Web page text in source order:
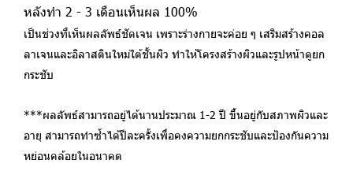
หลังทำ 2 - 3 เดือนเห็นผล 100%
เป็นช่วงที่เห็นผลลัพธ์ชัดเจน เพราะร่างกายจะค่อย ๆ เสริมสร้างคอล
ลาเจนและอิลาสตินใหม่ใต้ชั้นผิว ทำให้โครงสร้างผิวและรูปหน้าดูยก
กระชับ
***ผลลัพธ์สามารถอยู่ได้นานประมาณ 1-2 ปี ขึ้นอยู่กับสภาพผิวและ
อายุ สามารถทำซ้ำได้ปีละครั้งเพื่อคงความยกกระชับและป้องกันความ
หย่อนคล้อยในอนาคต